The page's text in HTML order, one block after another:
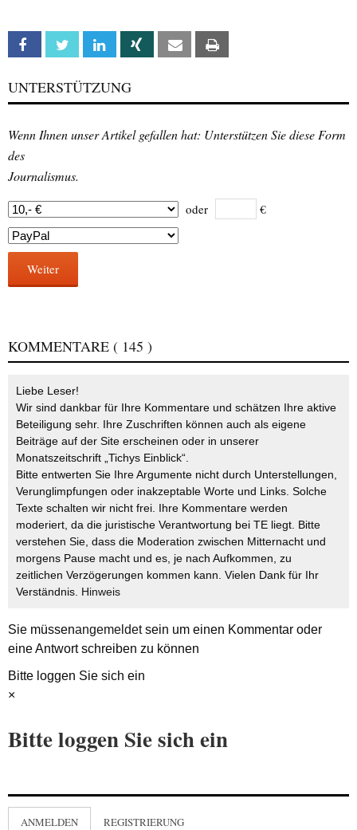
Facebook Twitter Linkedin Xing Email
UNTERSTÜTZUNG
Wenn Ihnen unser Artikel gefallen hat: Unterstützen Sie diese Form
des
Journalismus.
oder €
Weiter
KOMMENTARE ( 145 )
Liebe Leser!
Wir sind dankbar für Ihre Kommentare und schätzen Ihre aktive
Beteiligung sehr. Ihre Zuschriften können auch als eigene
Beiträge auf der Site erscheinen oder in unserer
Monatszeitschrift „Tichys Einblick“.
Bitte entwerten Sie Ihre Argumente nicht durch Unterstellungen,
Verunglimpfungen oder inakzeptable Worte und Links. Solche
Texte schalten wir nicht frei. Ihre Kommentare werden
moderiert, da die juristische Verantwortung bei TE liegt. Bitte
verstehen Sie, dass die Moderation zwischen Mitternacht und
morgens Pause macht und es, je nach Aufkommen, zu
zeitlichen Verzögerungen kommen kann. Vielen Dank für Ihr
Verständnis. Hinweis
Sie müssenangemeldetsein um einen Kommentar oder
eine Antwort schreiben zu können
Bitte loggen Sie sich ein
×
Bitte loggen Sie sich ein
ANMELDEN REGISTRIERUNG